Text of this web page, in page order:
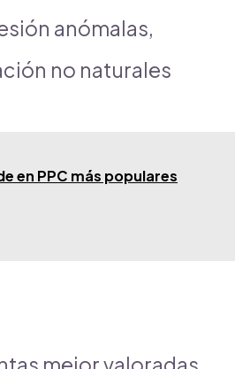
anómalas,
no naturales
en PPC más populares
mejor valoradas